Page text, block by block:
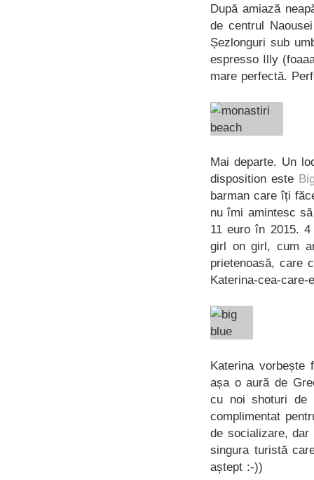
După amiază
de centrul
Șezlonguri sub
espresso Illy
mare perfectă.
Mai departe. Un
disposition este
barman care îți
nu îmi amintesc
11 euro în 2015.
girl on girl, cum
prietenoasă, care
Katerina-cea-care-
Katerina
așa o aură de
cu noi shoturi de
complimentat
de socializare,
singura turistă
aștept :-))